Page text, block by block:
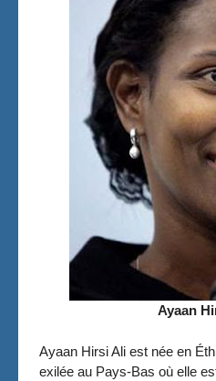
Ayaan
Ayaan Hirsi Ali est née en
exilée au Pays-Bas où elle